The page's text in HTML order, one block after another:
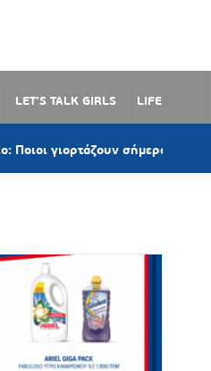
LET’S TALK GIRLS LIFE
σήμερα 7 Αυγούστου 2026